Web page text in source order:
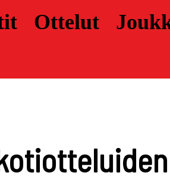
Ottelut